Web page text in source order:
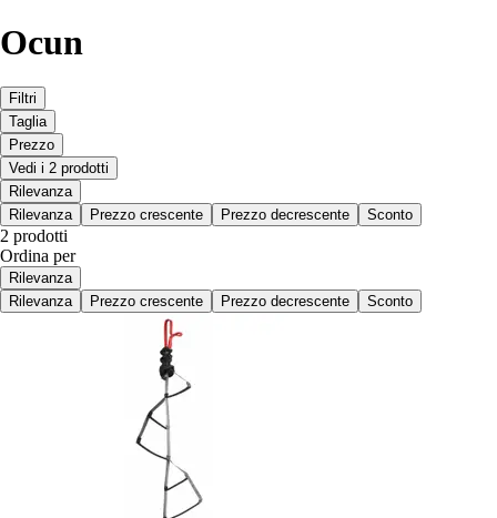
Ocun
Filtri
Taglia
Prezzo
Vedi i 2 prodotti
Rilevanza
Rilevanza
Prezzo crescente Prezzo decrescente Sconto
2 prodotti
Ordina per
Rilevanza
Rilevanza
Prezzo crescente Prezzo decrescente Sconto